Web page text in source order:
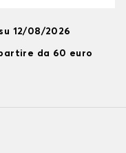
12/08/2026
da 60 euro